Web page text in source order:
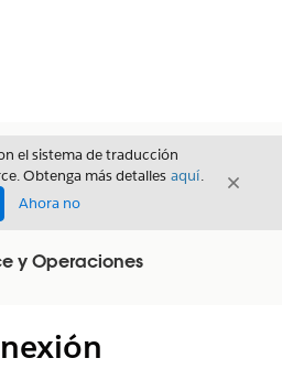
el sistema de traducción
Obtenga más detalles aquí.
Ahora no
Cerrar
y Operaciones
materias